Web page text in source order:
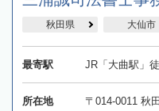
秋田県 大仙市
最寄駅 JR「大曲駅」
所在地 〒014-0011 秋